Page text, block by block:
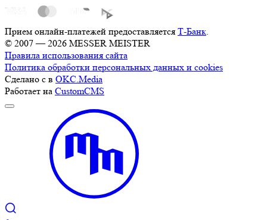
Прием онлайн-платежей предоставляется Т-Банк.
© 2007 — 2026 MESSER MEISTER
Правила использования сайта
Политика обработки персональных данных и cookies
Сделано с в OKC.Media
Работает на CustomCMS